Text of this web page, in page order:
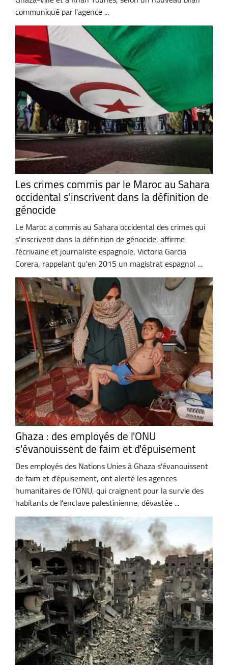
communiqué par l'agence ...
Les crimes commis par le Maroc au Sahara
occidental s'inscrivent dans la définition de
génocide
Le Maroc a commis au Sahara occidental des crimes qui
s'inscrivent dans la définition de génocide, affirme
l'écrivaine et journaliste espagnole, Victoria Garcia
Corera, rappelant qu'en 2015 un magistrat espagnol ...
Ghaza : des employés de l'ONU
s'évanouissent de faim et d'épuisement
Des employés des Nations Unies à Ghaza s'évanouissent
de faim et d'épuisement, ont alerté les agences
humanitaires de l'ONU, qui craignent pour la survie des
habitants de l'enclave palestinienne, dévastée ...